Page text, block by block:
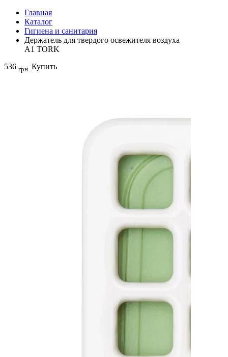
Главная
Каталог
Гигиена и санитария
Держатель для твердого освежителя воздуха
A1 TORK
536 грн. Купить